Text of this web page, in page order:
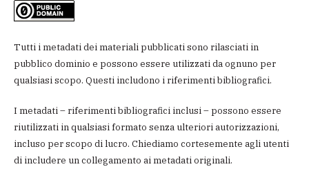
Tutti i metadati dei materiali pubblicati sono rilasciati in
pubblico dominio e possono essere utilizzati da ognuno per
qualsiasi scopo. Questi includono i riferimenti bibliografici.
I metadati – riferimenti bibliografici inclusi – possono essere
riutilizzati in qualsiasi formato senza ulteriori autorizzazioni,
incluso per scopo di lucro. Chiediamo cortesemente agli utenti
di includere un collegamento ai metadati originali.